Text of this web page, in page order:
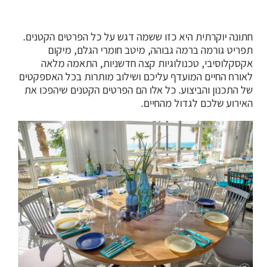
חתונה יוקרתית היא כזו ששמה דגש על כל הפרטים הקטנים.
תפריט גורמה ברמה גבוהה, מיטב חומרי הגלם, מיקום
אקסקלוסיבי, טכנולוגיות קצה חדשניות, התאמה מלאה
לאורח החיים המועדף עליכם ושילוב מותרות בכל האספקטים
של התכנון והביצוע. כל אלו הם הפרטים הקטנים שיהפכו את
האירוע שלכם לגדול מהחיים.